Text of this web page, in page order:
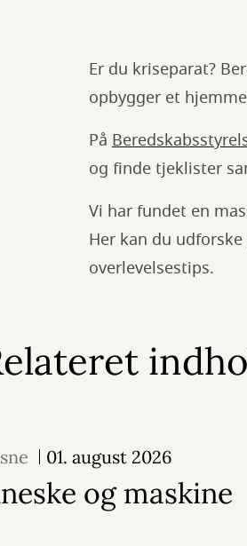
Er du kriseparat?
opbygger et
På
og finde tjeklister
Vi har fundet en
Her kan du
overlevelsestips.
01. august 2026
og maskine